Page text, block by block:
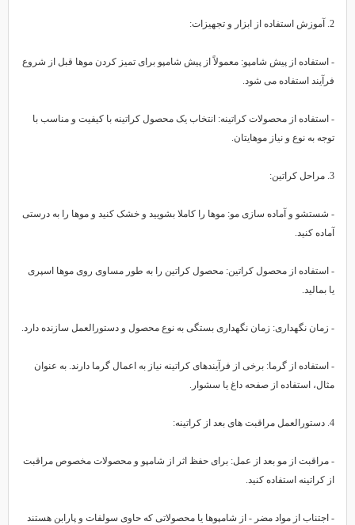
استفاده از پیش شامپو: معمولاً از پیش شامپو برای تمیز کردن موها قبل از شروع
استفاده می شود.
استفاده از محصولات کراتینه: انتخاب یک محصول کراتینه با کیفیت و مناسب با
به نوع و نیاز موهایتان.
شستشو و آماده سازی مو: موها را کاملا بشویید و خشک کنید و موها را به درستی
کنید.
استفاده از محصول کراتین: محصول کراتین را به طور مساوی روی موها اسپری
بمالید.
زمان نگهداری: زمان نگهداری بستگی به نوع محصول و دستورالعمل سازنده دارد.
استفاده از گرما: برخی از فرآیندهای کراتینه نیاز به اعمال گرما دارند. به عنوان
استفاده از صفحه داغ یا سشوار.
مراقبت از مو بعد از عمل: برای حفظ اثر از شامپو و محصولات مخصوص مراقبت
کراتینه استفاده کنید.
اجتناب از مواد مضر - از شامپوها یا محصولاتی که حاوی سولفات و پارابن هستند